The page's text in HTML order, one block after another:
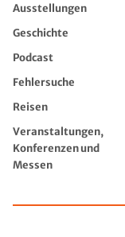
Ausstellungen
Geschichte
Podcast
Fehlersuche
Reisen
Veranstaltungen,
Konferenzen und
Messen